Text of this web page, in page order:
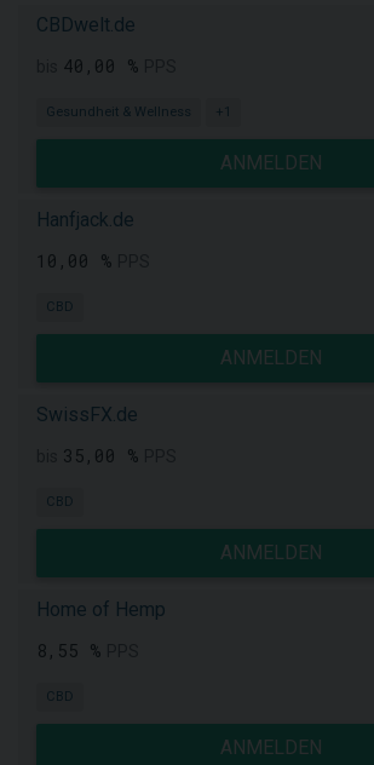
CBDwelt.de
40,00 %
Gesundheit & Wellness +1
ANMELDEN
Hanfjack.de
10,00 %
CBD
ANMELDEN
SwissFX.de
35,00 %
CBD
ANMELDEN
Home of Hemp
8,55 %
CBD
ANMELDEN